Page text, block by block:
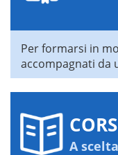
Per formarsi in
accompagnati da
A scelta